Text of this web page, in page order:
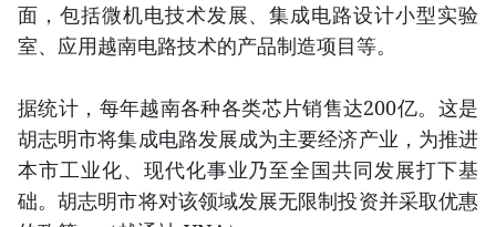
面，包括微机电技术发展、集成电路设计小型实验
室、应用越南电路技术的产品制造项目等。
据统计，每年越南各种各类芯片销售达200亿。这是
胡志明市将集成电路发展成为主要经济产业，为推进
本市工业化、现代化事业乃至全国共同发展打下基
础。胡志明市将对该领域发展无限制投资并采取优惠